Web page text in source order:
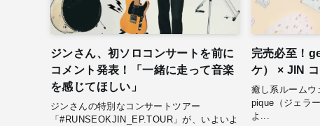
ジンさん、初ソロコンサートを前に
コメント発表！「一緒に走って音楽
を感じてほしい」
ジンさんの特別なコンサートツアー
「#RUNSEOKJIN_EP.TOUR」が、いよいよ
完売必至！
ケ） × JIN
癒し系ルーム
pique（ジェラ
よ...